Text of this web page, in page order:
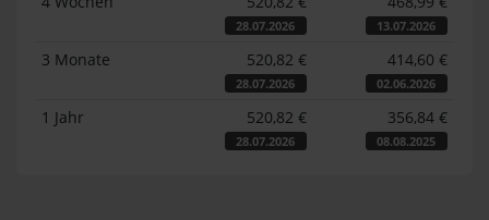
28.07.2026 13.07.2026
3 Monate 520,82 €
28.07.2026
414,60 €
02.06.2026
1 Jahr 520,82 €
28.07.2026
356,84 €
08.08.2025